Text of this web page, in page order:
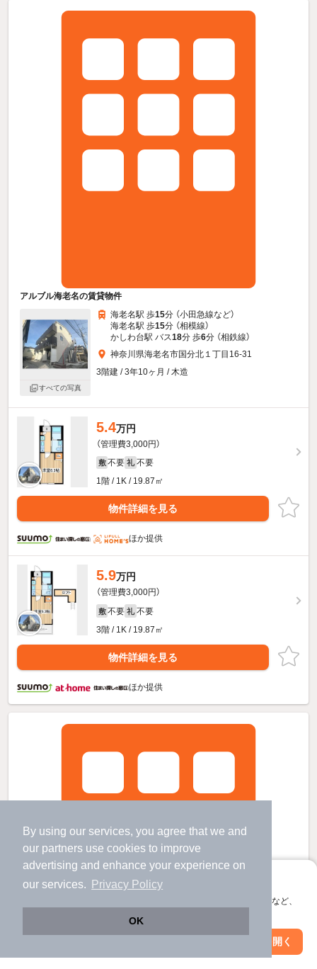
By using our services, you agree that we and
our partners use cookies to improve
advertising and enhance your experience on
our services.
Privacy Policy
OK
アプリに切り替えて、サクサクお部屋探し
会員登録なしですぐ使える。マップ検索やお気に入り保存など、
アプリを開く
アルブル海老名の賃貸物件
すべての写真
海老名駅 歩15分 （小田急線など）
海老名駅 歩15分 （相模線）
かしわ台駅 バス18分 歩6分 （相鉄線）
神奈川県海老名市国分北１丁目16-31
3階建 / 3年10ヶ月 / 木造
5.4万円
（管理費3,000円）
敷 不要 礼 不要
1階 / 1K / 19.87㎡
物件詳細を見る
ほか提供
5.9万円
（管理費3,000円）
敷 不要 礼 不要
3階 / 1K / 19.87㎡
物件詳細を見る
ほか提供
絞り込み条件を変更